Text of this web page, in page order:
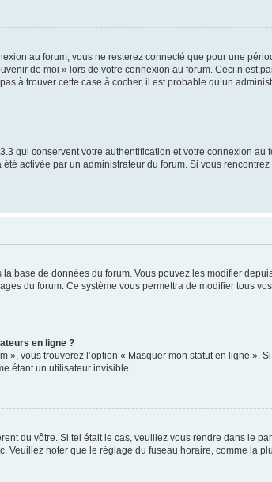
au forum, vous ne resterez connecté que pour une
de moi » lors de votre connexion au forum. Ceci n’est
à trouver cette case à cocher, il est probable qu’un
qui conservent votre authentification et votre connexion
activée par un administrateur du forum. Si vous
base de données du forum. Vous pouvez les modifier
du forum. Ce système vous permettra de modifier tous
en ligne ?
», vous trouverez l’option « Masquer mon statut en ligne ».
étant un utilisateur invisible.
du vôtre. Si tel était le cas, veuillez vous rendre dans le
Veuillez noter que le réglage du fuseau horaire, comme la